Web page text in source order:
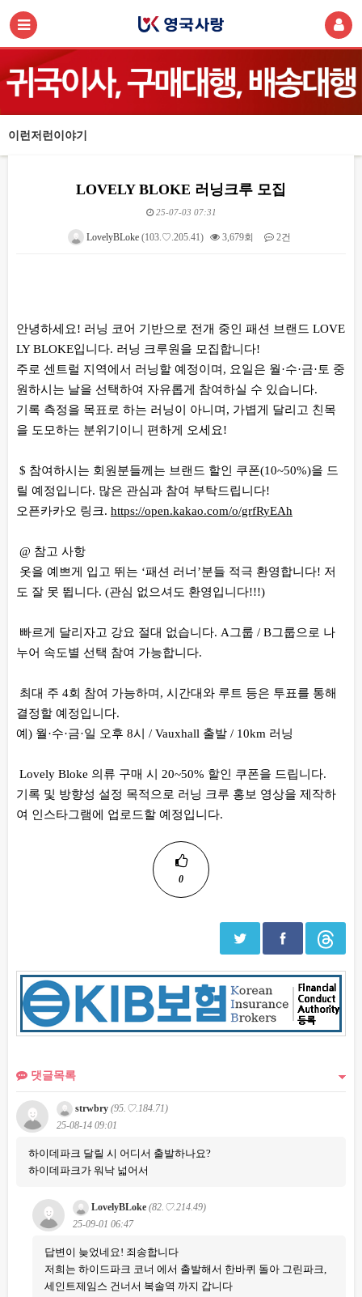
이런저런이야기
LOVELY BLOKE 러닝크루 모집
25-07-03 07:31
LovelyBLoke(103.♡.205.41) 3,679회 2건
안녕하세요! 러닝 코어 기반으로 전개 중인 패션 브랜드 LOVE
LY BLOKE입니다. 러닝 크루원을 모집합니다!
주로 센트럴 지역에서 러닝할 예정이며, 요일은 월·수·금·토 중
원하시는 날을 선택하여 자유롭게 참여하실 수 있습니다.
기록 측정을 목표로 하는 러닝이 아니며, 가볍게 달리고 친목
을 도모하는 분위기이니 편하게 오세요!
$ 참여하시는 회원분들께는 브랜드 할인 쿠폰(10~50%)을 드
릴 예정입니다. 많은 관심과 참여 부탁드립니다!
오픈카카오 링크. https://open.kakao.com/o/grfRyEAh
@ 참고 사항
옷을 예쁘게 입고 뛰는 ‘패션 러너’분들 적극 환영합니다! 저
도 잘 못 뜁니다. (관심 없으셔도 환영입니다!!!)
빠르게 달리자고 강요 절대 없습니다. A그룹 / B그룹으로 나
누어 속도별 선택 참여 가능합니다.
최대 주 4회 참여 가능하며, 시간대와 루트 등은 투표를 통해
결정할 예정입니다.
예) 월·수·금·일 오후 8시 / Vauxhall 출발 / 10km 러닝
Lovely Bloke 의류 구매 시 20~50% 할인 쿠폰을 드립니다.
기록 및 방향성 설정 목적으로 러닝 크루 홍보 영상을 제작하
여 인스타그램에 업로드할 예정입니다.
0
댓글목록
strwbry (95.♡.184.71)
25-08-14 09:01
하이데파크 달릴 시 어디서 출발하나요?
하이데파크가 워낙 넓어서
LovelyBLoke (82.♡.214.49)
25-09-01 06:47
답변이 늦었네요! 죄송합니다
저희는 하이드파크 코너 에서 출발해서 한바퀴 돌아 그린파크,
세인트제임스 건너서 복솔역 까지 갑니다